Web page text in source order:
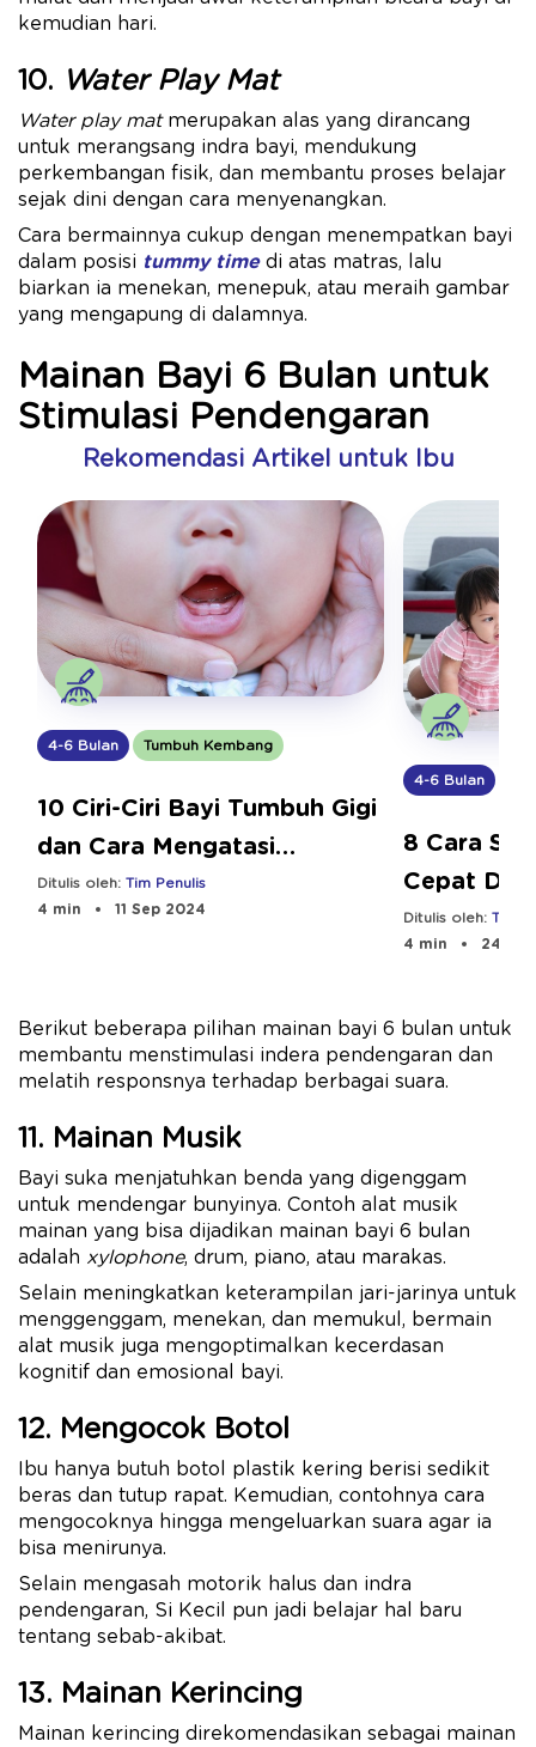
kemudian hari.
10. Water Play Mat
Water play matmerupakan alas yang dirancang
untuk merangsang indra bayi, mendukung
perkembangan fisik, dan membantu proses belajar
sejak dini dengan cara menyenangkan.
Cara bermainnya cukup dengan menempatkan bayi
dalam posisi tummy timedi atas matras, lalu
biarkan ia menekan, menepuk, atau meraih gambar
yang mengapung di dalamnya.
Mainan Bayi 6 Bulan untuk
Stimulasi Pendengaran
Rekomendasi Artikel untuk Ibu
4-6 Bulan Tumbuh Kembang
10 Ciri-Ciri Bayi Tumbuh Gigi
dan Cara Mengatasi
Sakitnya
Ditulis oleh: Tim Penulis
4 min
11 Sep 2024
4-6 Bulan
8 Cara
Cepat
Ditulis oleh: Tim
4 min
24 Jul
Berikut beberapa pilihan mainan bayi 6 bulan untuk
membantu menstimulasi indera pendengaran dan
melatih responsnya terhadap berbagai suara.
11. Mainan Musik
Bayi suka menjatuhkan benda yang digenggam
untuk mendengar bunyinya. Contoh alat musik
mainan yang bisa dijadikan mainan bayi 6 bulan
adalah xylophone, drum, piano, atau marakas.
Selain meningkatkan keterampilan jari-jarinya untuk
menggenggam, menekan, dan memukul, bermain
alat musik juga mengoptimalkan kecerdasan
kognitif dan emosional bayi.
12. Mengocok Botol
Ibu hanya butuh botol plastik kering berisi sedikit
beras dan tutup rapat. Kemudian, contohnya cara
mengocoknya hingga mengeluarkan suara agar ia
bisa menirunya.
Selain mengasah motorik halus dan indra
pendengaran, Si Kecil pun jadi belajar hal baru
tentang sebab-akibat.
13. Mainan Kerincing
Mainan kerincing direkomendasikan sebagai mainan